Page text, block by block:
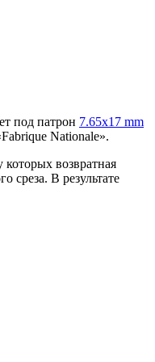
под патрон 7.65х17 mm
Nationale».
возвратная
среза. В результате